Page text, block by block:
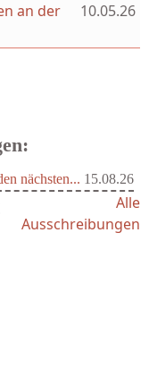
an der
10.05.26
nächsten... 15.08.26
Alle
Ausschreibungen